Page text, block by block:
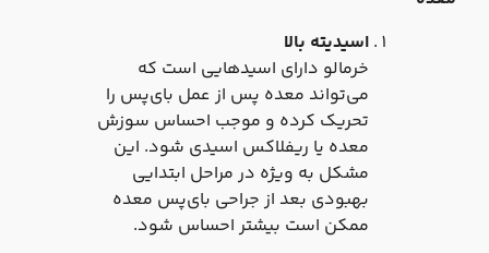
اسیدیته بالا
خرمالو دارای اسیدهایی است که
می‌تواند معده پس از عمل بای‌پس را
تحریک کرده و موجب احساس سوزش
معده یا ریفلاکس اسیدی شود. این
مشکل به ویژه در مراحل ابتدایی
بهبودی بعد از جراحی بای‌پس معده
ممکن است بیشتر احساس شود.